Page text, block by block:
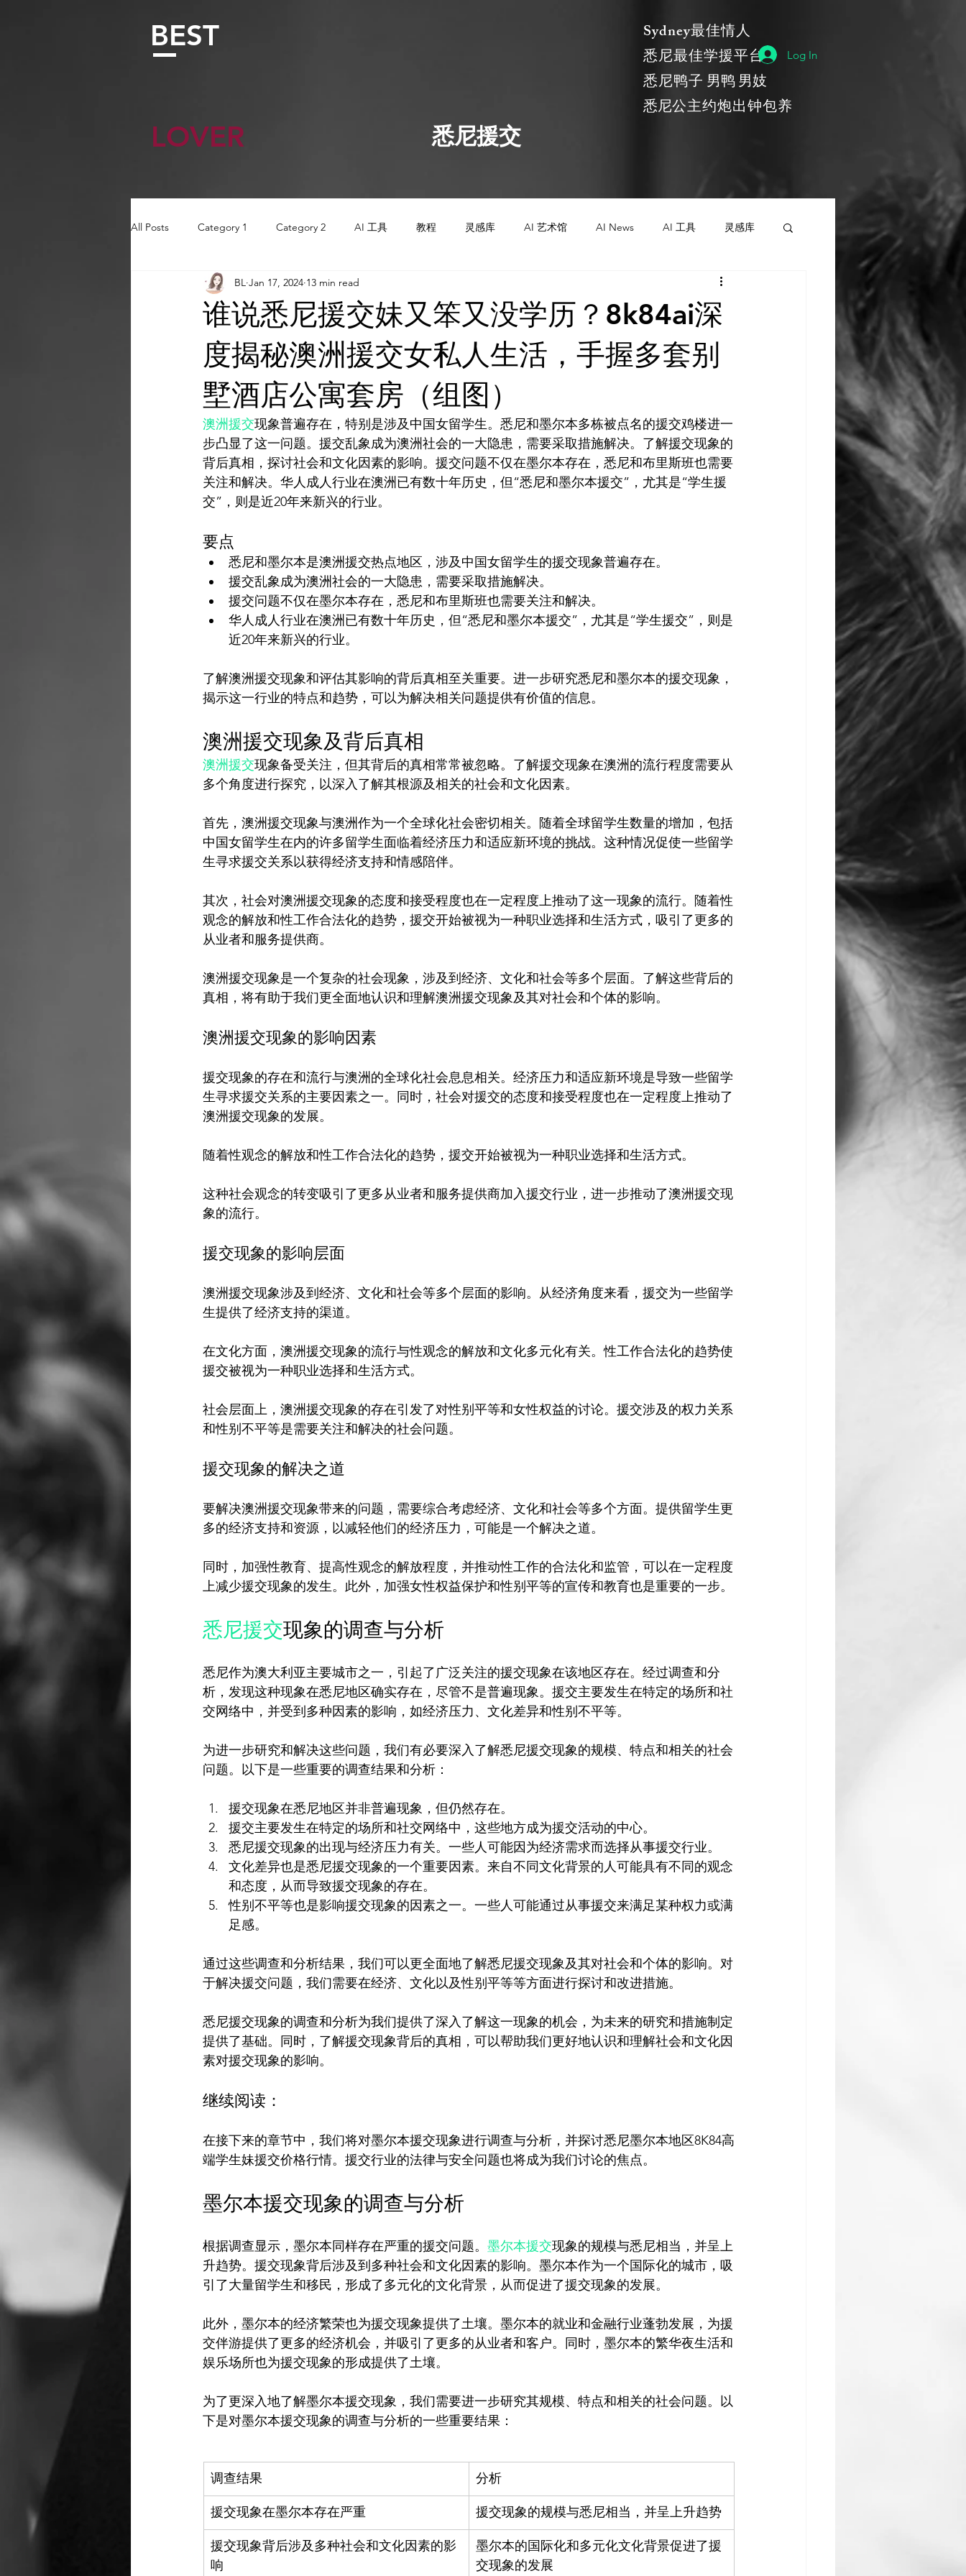
BEST
LOVER
​Sydney最佳情人
悉尼最佳学援平台
​悉尼鸭子 男鸭 男妓
​悉尼公主约炮出钟包养
Log In
​悉尼援交
All Posts Category 1 Category 2 AI 工具 教程 灵感库 AI 艺术馆 AI News AI 工具 灵感库
AI Tool Tutorials AI 工具 AI 新闻
AI 艺术馆 教程 灵感库 AI 新闻 AI 艺术馆 教程 AI 工具 灵感库 AI 新闻
谁说悉尼援交妹又笨又没学历？8k84ai深
度揭秘澳洲援交女私人生活，手握多套别
墅酒店公寓套房（组图）
BL Jan 17, 2024 13 min read
澳洲援交现象普遍存在，特别是涉及中国女留学生。悉尼和墨尔本多栋被点名的援交鸡楼进一
步凸显了这一问题。援交乱象成为澳洲社会的一大隐患，需要采取措施解决。了解援交现象的
背后真相，探讨社会和文化因素的影响。援交问题不仅在墨尔本存在，悉尼和布里斯班也需要
关注和解决。华人成人行业在澳洲已有数十年历史，但“悉尼和墨尔本援交”，尤其是“学生援
要点
悉尼和墨尔本是澳洲援交热点地区，涉及中国女留学生的援交现象普遍存在。
援交乱象成为澳洲社会的一大隐患，需要采取措施解决。
援交问题不仅在墨尔本存在，悉尼和布里斯班也需要关注和解决。
华人成人行业在澳洲已有数十年历史，但“悉尼和墨尔本援交”，尤其是“学生援交”，则是
近20年来新兴的行业。
了解澳洲援交现象和评估其影响的背后真相至关重要。进一步研究悉尼和墨尔本的援交现象，
澳洲援交现象及背后真相
澳洲援交现象备受关注，但其背后的真相常常被忽略。了解援交现象在澳洲的流行程度需要从
多个角度进行探究，以深入了解其根源及相关的社会和文化因素。
首先，澳洲援交现象与澳洲作为一个全球化社会密切相关。随着全球留学生数量的增加，包括
中国女留学生在内的许多留学生面临着经济压力和适应新环境的挑战。这种情况促使一些留学
生寻求援交关系以获得经济支持和情感陪伴。
其次，社会对澳洲援交现象的态度和接受程度也在一定程度上推动了这一现象的流行。随着性
观念的解放和性工作合法化的趋势，援交开始被视为一种职业选择和生活方式，吸引了更多的
从业者和服务提供商。
澳洲援交现象是一个复杂的社会现象，涉及到经济、文化和社会等多个层面。了解这些背后的
澳洲援交现象的影响因素
援交现象的存在和流行与澳洲的全球化社会息息相关。经济压力和适应新环境是导致一些留学
生寻求援交关系的主要因素之一。同时，社会对援交的态度和接受程度也在一定程度上推动了
澳洲援交现象的发展。
随着性观念的解放和性工作合法化的趋势，援交开始被视为一种职业选择和生活方式。
这种社会观念的转变吸引了更多从业者和服务提供商加入援交行业，进一步推动了澳洲援交现
援交现象的影响层面
澳洲援交现象涉及到经济、文化和社会等多个层面的影响。从经济角度来看，援交为一些留学
生提供了经济支持的渠道。
在文化方面，澳洲援交现象的流行与性观念的解放和文化多元化有关。性工作合法化的趋势使
援交被视为一种职业选择和生活方式。
社会层面上，澳洲援交现象的存在引发了对性别平等和女性权益的讨论。援交涉及的权力关系
援交现象的解决之道
要解决澳洲援交现象带来的问题，需要综合考虑经济、文化和社会等多个方面。提供留学生更
多的经济支持和资源，以减轻他们的经济压力，可能是一个解决之道。
同时，加强性教育、提高性观念的解放程度，并推动性工作的合法化和监管，可以在一定程度
悉尼援交现象的调查与分析
悉尼作为澳大利亚主要城市之一，引起了广泛关注的援交现象在该地区存在。经过调查和分
析，发现这种现象在悉尼地区确实存在，尽管不是普遍现象。援交主要发生在特定的场所和社
交网络中，并受到多种因素的影响，如经济压力、文化差异和性别不平等。
为进一步研究和解决这些问题，我们有必要深入了解悉尼援交现象的规模、特点和相关的社会
援交现象在悉尼地区并非普遍现象，但仍然存在。
援交主要发生在特定的场所和社交网络中，这些地方成为援交活动的中心。
悉尼援交现象的出现与经济压力有关。一些人可能因为经济需求而选择从事援交行业。
文化差异也是悉尼援交现象的一个重要因素。来自不同文化背景的人可能具有不同的观念
和态度，从而导致援交现象的存在。
性别不平等也是影响援交现象的因素之一。一些人可能通过从事援交来满足某种权力或满
足感。
通过这些调查和分析结果，我们可以更全面地了解悉尼援交现象及其对社会和个体的影响。对
于解决援交问题，我们需要在经济、文化以及性别平等等方面进行探讨和改进措施。
悉尼援交现象的调查和分析为我们提供了深入了解这一现象的机会，为未来的研究和措施制定
提供了基础。同时，了解援交现象背后的真相，可以帮助我们更好地认识和理解社会和文化因
继续阅读：
在接下来的章节中，我们将对墨尔本援交现象进行调查与分析，并探讨悉尼墨尔本地区8K84高
墨尔本援交现象的调查与分析
根据调查显示，墨尔本同样存在严重的援交问题。 墨尔本援交现象的规模与悉尼相当，并呈上
升趋势。援交现象背后涉及到多种社会和文化因素的影响。墨尔本作为一个国际化的城市，吸
引了大量留学生和移民，形成了多元化的文化背景，从而促进了援交现象的发展。
此外，墨尔本的经济繁荣也为援交现象提供了土壤。墨尔本的就业和金融行业蓬勃发展，为援
交伴游提供了更多的经济机会，并吸引了更多的从业者和客户。同时，墨尔本的繁华夜生活和
娱乐场所也为援交现象的形成提供了土壤。
为了更深入地了解墨尔本援交现象，我们需要进一步研究其规模、特点和相关的社会问题。以
调查结果 分析
援交现象在墨尔本存在严重 援交现象的规模与悉尼相当，并呈上升趋势
援交现象背后涉及多种社会和文化因素的影
响
墨尔本的国际化和多元化文化背景促进了援
交现象的发展